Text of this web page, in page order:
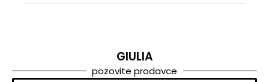
GIULIA
pozovite prodavce